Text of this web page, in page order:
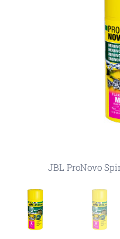
JBL ProNovo
JBL ProNovo